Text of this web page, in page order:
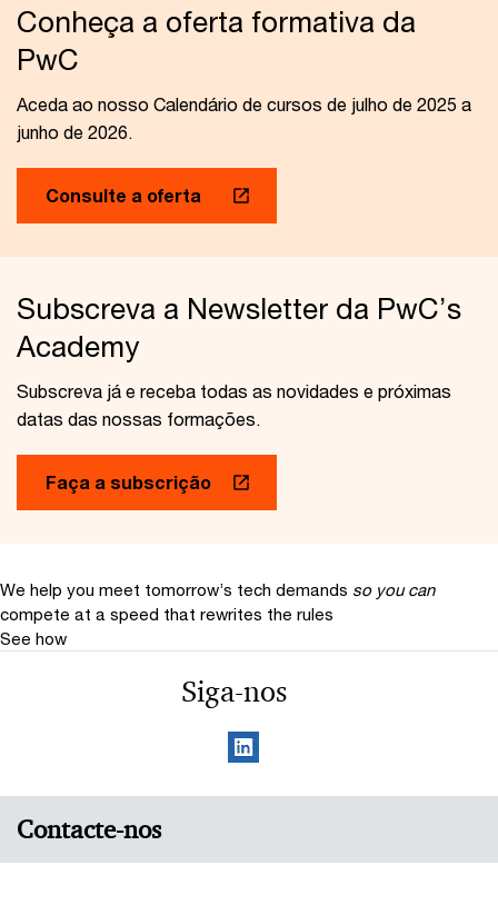
Conheça a oferta formativa da
PwC
Aceda ao nosso Calendário de cursos de julho de 2025 a
junho de 2026.
Consulte a oferta
Subscreva a Newsletter da PwC’s
Academy
Subscreva já e receba todas as novidades e próximas
datas das nossas formações.
Faça a subscrição
We help you meet tomorrow’s tech demands so you can
compete at a speed that rewrites the rules
See how
Siga-nos
Contacte-nos